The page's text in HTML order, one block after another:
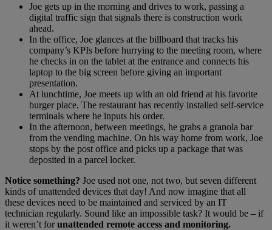
Joe gets up in the morning and drives to work, passing a
digital traffic sign that signals there is construction work
ahead.
In the office, Joe glances at the billboard that tracks his
company’s KPIs before hurrying to the meeting room, where
he checks in on the tablet at the entrance and connects his
laptop to the big screen before giving an important
presentation.
At lunchtime, Joe meets up with an old friend at his favorite
burger place. The restaurant has recently installed self-service
terminals where he inputs his order.
In the afternoon, between meetings, he grabs a granola bar
from the vending machine. On his way home from work, Joe
stops by the post office and picks up a package that was
deposited in a parcel locker.
Notice something? Joe used not one, not two, but seven different
kinds of unattended devices that day! And now imagine that all
these devices need to be maintained and serviced by an IT
technician regularly. Sound like an impossible task? It would be – if
it weren’t forunattended remote access and monitoring.